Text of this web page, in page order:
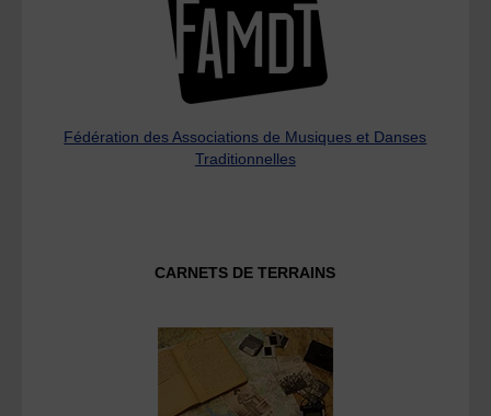
Fédération des Associations de Musiques et Danses
Traditionnelles
CARNETS DE TERRAINS